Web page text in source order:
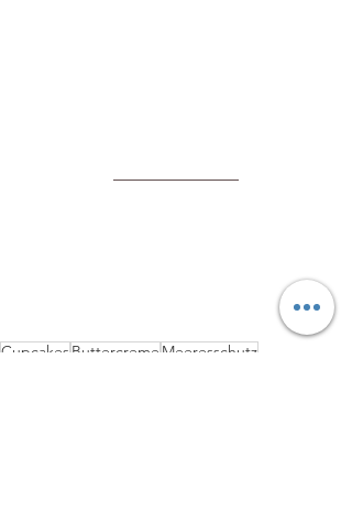
Cupcakes Buttercreme Meeresschutz